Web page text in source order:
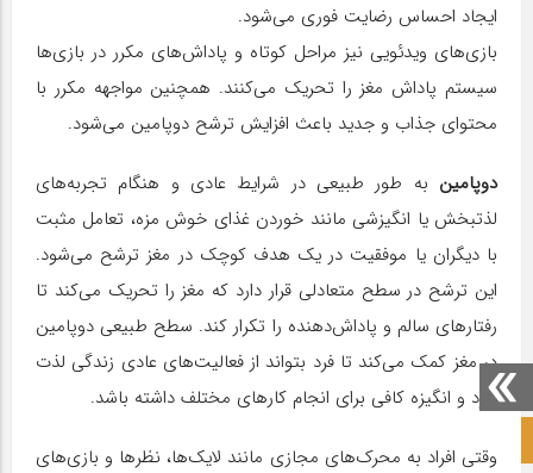
ایجاد احساس رضایت فوری می‌شود.
بازی‌های ویدئویی نیز مراحل کوتاه و پاداش‌های مکرر در بازی‌ها
سیستم پاداش مغز را تحریک می‌کنند. همچنین مواجهه مکرر با
محتوای جذاب و جدید باعث افزایش ترشح دوپامین می‌شود.
دوپامین به طور طبیعی در شرایط عادی و هنگام تجربه‌های
لذتبخش یا انگیزشی مانند خوردن غذای خوش مزه، تعامل مثبت
با دیگران یا موفقیت در یک هدف کوچک در مغز ترشح می‌شود.
این ترشح در سطح متعادلی قرار دارد که مغز را تحریک می‌کند تا
رفتارهای سالم و پاداش‌دهنده را تکرار کند. سطح طبیعی دوپامین
در مغز کمک می‌کند تا فرد بتواند از فعالیت‌های عادی زندگی لذت
ببرد و انگیزه کافی برای انجام کارهای مختلف داشته باشد.
وقتی افراد به محرک‌های مجازی مانند لایک‌ها، نظرها و بازی‌های